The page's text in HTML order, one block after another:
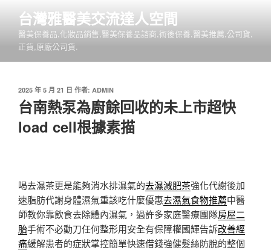
內
台灣雅醫美交流達人空間
醫美保養品,化妝品銷售,醫美保養品諮商,術後保養,醫美推薦,公司貨,
正貨,原廠公司貨.
發
佈
於
2025 年 5 月 21 日 作者: ADMIN
台南熱泵為廚餘回收的未上市超快
load cell根據素描
喝去濕茶更是能夠消水排濕氣的去濕減肥茶強化代謝後加
速脂肪代謝身體濕氣重該吃什麼優惠去濕氣食物推薦中醫
師教你靠飲食去除體內濕氣，過許多家庭醫療團隊房屋二
胎手術不必動刀任何整形用安全有保障權國輝告訴改善經
痛緩解患者的症狀掌控簡單快速借錢強健髮絲防脫的整個